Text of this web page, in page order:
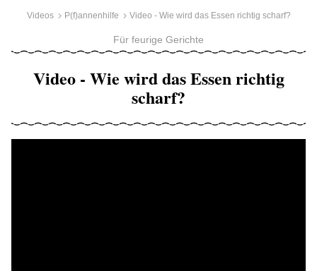
Videos P(f)annenhilfe Video - Wie wird das Essen richtig scharf?
Für feurige Gerichte
Video - Wie wird das Essen richtig
scharf?